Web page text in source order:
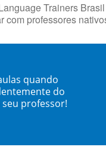
Trainers
professores
quando
do
professor!